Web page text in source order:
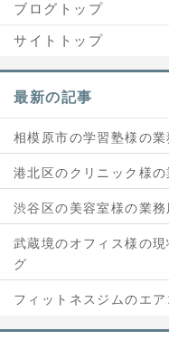
ブログトップ
サイトトップ
最新の記事
相模原市の学習塾様の
港北区のクリニック様
渋谷区の美容室様の業
武蔵境のオフィス様の
グ
フィットネスジムのエ